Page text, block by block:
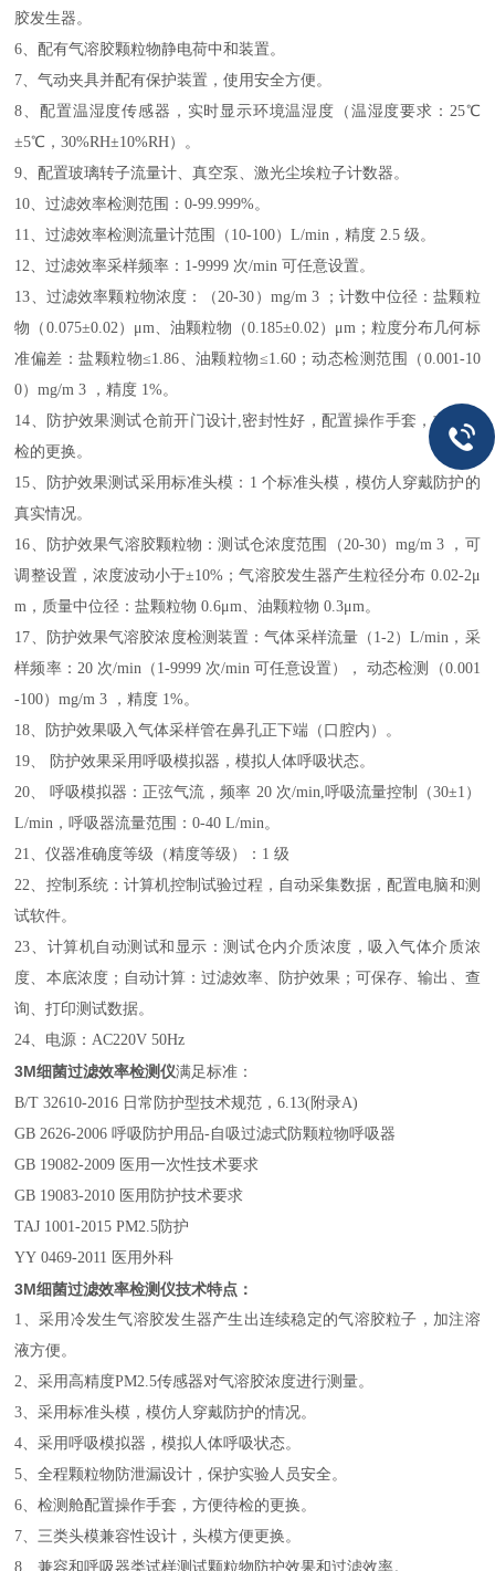
胶发生器。
6、配有气溶胶颗粒物静电荷中和装置。
7、气动夹具并配有保护装置，使用安全方便。
8、配置温湿度传感器，实时显示环境温湿度（温湿度要求：25℃
±5℃，30%RH±10%RH）。
9、配置玻璃转子流量计、真空泵、激光尘埃粒子计数器。
10、过滤效率检测范围：0-99.999%。
11、过滤效率检测流量计范围（10-100）L/min，精度 2.5 级。
12、过滤效率采样频率：1-9999 次/min 可任意设置。
13、过滤效率颗粒物浓度：（20-30）mg/m 3 ；计数中位径：盐颗粒
物（0.075±0.02）μm、油颗粒物（0.185±0.02）μm；粒度分布几何标
准偏差：盐颗粒物≤1.86、油颗粒物≤1.60；动态检测范围（0.001-10
0）mg/m 3 ，精度 1%。
14、防护效果测试仓前开门设计,密封性好，配置操作手套，方便待
检的更换。
15、防护效果测试采用标准头模：1 个标准头模，模仿人穿戴防护的
真实情况。
16、防护效果气溶胶颗粒物：测试仓浓度范围（20-30）mg/m 3 ，可
调整设置，浓度波动小于±10%；气溶胶发生器产生粒径分布 0.02-2μ
m，质量中位径：盐颗粒物 0.6μm、油颗粒物 0.3μm。
17、防护效果气溶胶浓度检测装置：气体采样流量（1-2）L/min，采
样频率：20 次/min（1-9999 次/min 可任意设置）， 动态检测（0.001
-100）mg/m 3 ，精度 1%。
18、防护效果吸入气体采样管在鼻孔正下端（口腔内）。
19、 防护效果采用呼吸模拟器，模拟人体呼吸状态。
20、 呼吸模拟器：正弦气流，频率 20 次/min,呼吸流量控制（30±1）
L/min，呼吸器流量范围：0-40 L/min。
21、仪器准确度等级（精度等级）：1 级
22、控制系统：计算机控制试验过程，自动采集数据，配置电脑和测
试软件。
23、计算机自动测试和显示：测试仓内介质浓度，吸入气体介质浓
度、本底浓度；自动计算：过滤效率、防护效果；可保存、输出、查
询、打印测试数据。
24、电源：AC220V 50Hz
3M细菌过滤效率检测仪满足标准：
B/T 32610-2016 日常防护型技术规范，6.13(附录A)
GB 2626-2006 呼吸防护用品-自吸过滤式防颗粒物呼吸器
GB 19082-2009 医用一次性技术要求
GB 19083-2010 医用防护技术要求
TAJ 1001-2015 PM2.5防护
YY 0469-2011 医用外科
3M细菌过滤效率检测仪技术特点：
1、采用冷发生气溶胶发生器产生出连续稳定的气溶胶粒子，加注溶
液方便。
2、采用高精度PM2.5传感器对气溶胶浓度进行测量。
3、采用标准头模，模仿人穿戴防护的情况。
4、采用呼吸模拟器，模拟人体呼吸状态。
5、全程颗粒物防泄漏设计，保护实验人员安全。
6、检测舱配置操作手套，方便待检的更换。
7、三类头模兼容性设计，头模方便更换。
8、兼容和呼吸器类试样测试颗粒物防护效果和过滤效率。